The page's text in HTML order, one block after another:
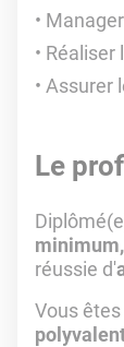
Réaliser
Assurer
Le
minimum,
réussie d'
Vous êtes